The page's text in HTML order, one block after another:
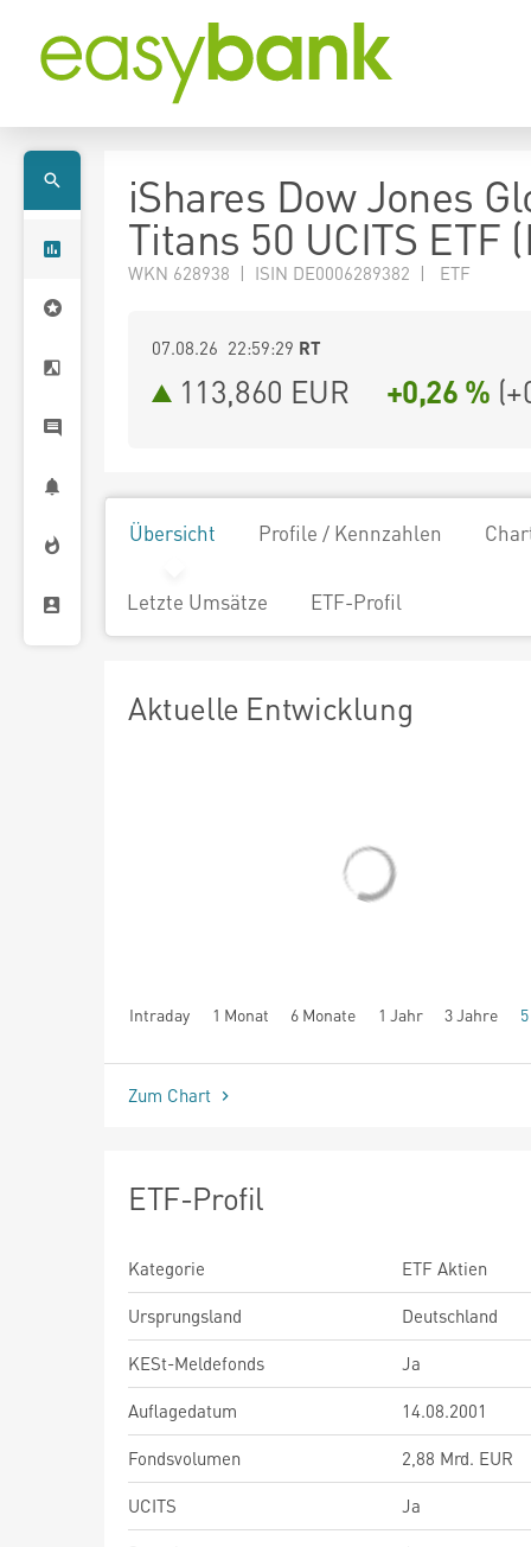
iShares Dow Jones
Titans 50 UCITS ETF
WKN 628938 | ISIN DE0006289382 | ETF
07.08.26 22:59:29 RT
113,860 EUR +0,26 % (
Übersicht Profile / Kennzahlen
Letzte Umsätze ETF-Profil
Aktuelle Entwicklung
Intraday 1 Monat 6 Monate 1 Jahr 3 Jahre
seit Beginn
Zum Chart
ETF-Profil
Kategorie
ETF Aktien
Ursprungsland
Deutschland
KESt-Meldefonds
Ja
Auflagedatum
14.08.2001
Fondsvolumen
2,88 Mrd. EUR
UCITS
Ja